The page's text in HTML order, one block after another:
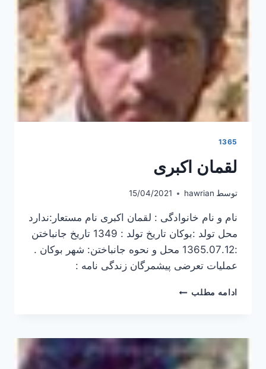
1365
لقمان اکبری
توسط hawrian
15/04/2021
نام و نام خانوادگی : لقمان اکبری نام مستعار:ندارد
محل تولد :بوکان تاریخ تولد : 1349 تاریخ جانباختن
:1365.07.12 محل و نحوه جانباختن: شهر بوکان .
عملیات تعرضی پیشمرگان زندگی نامه :
ادامه مطلب لقمان